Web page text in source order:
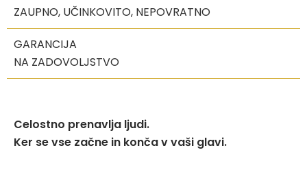
ZAUPNO, UČINKOVITO, NEPOVRATNO
GARANCIJA
NA ZADOVOLJSTVO
Celostno prenavlja ljudi.
Ker se vse začne in konča v vaši glavi.